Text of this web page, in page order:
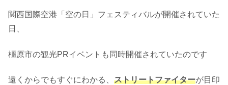
関西国際空港「空の日」フェスティバルが開催されていた
日、
橿原市の観光PRイベントも同時開催されていたのです
遠くからでもすぐにわかる、 ストリートファイターが目印